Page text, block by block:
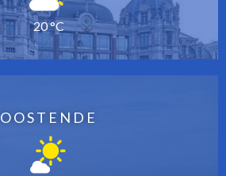
20 °C
OOSTENDE